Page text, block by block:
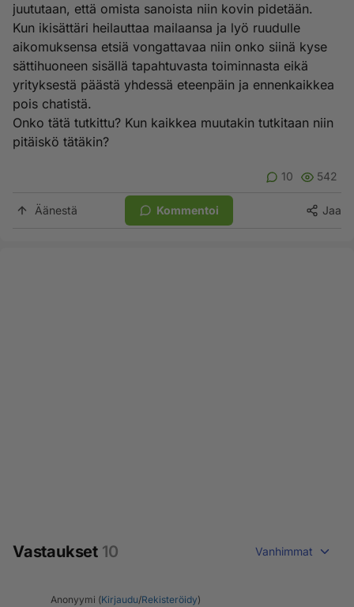
juututaan, että omista sanoista niin kovin pidetään.
Kun ikisättäri heilauttaa mailaansa ja lyö ruudulle
aikomuksensa etsiä vongattavaa niin onko siinä kyse
sättihuoneen sisällä tapahtuvasta toiminnasta eikä
yrityksestä päästä yhdessä eteenpäin ja ennenkaikkea
pois chatistä.
Onko tätä tutkittu? Kun kaikkea muutakin tutkitaan niin
pitäiskö tätäkin?
10 542
Äänestä Kommentoi Jaa
Vastaukset 10 Vanhimmat
Anonyymi (Kirjaudu/Rekisteröidy)